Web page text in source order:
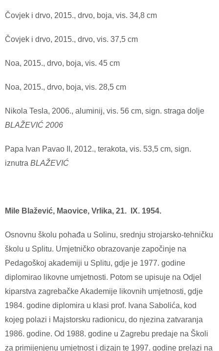
Čovjek i drvo, 2015., drvo, boja, vis. 34,8 cm
Čovjek i drvo, 2015., drvo, vis. 37,5 cm
Noa, 2015., drvo, boja, vis. 45 cm
Noa, 2015., drvo, boja, vis. 28,5 cm
Nikola Tesla, 2006., aluminij, vis. 56 cm, sign. straga dolje
BLAŽEVIĆ 2006
Papa Ivan Pavao II, 2012., terakota, vis. 53,5 cm, sign.
iznutra BLAŽEVIĆ
Mile Blažević, Maovice, Vrlika, 21. IX. 1954.
Osnovnu školu pohađa u Solinu, srednju strojarsko-tehničku
školu u Splitu. Umjetničko obrazovanje započinje na
Pedagoškoj akademiji u Splitu, gdje je 1977. godine
diplomirao likovne umjetnosti. Potom se upisuje na Odjel
kiparstva zagrebačke Akademije likovnih umjetnosti, gdje
1984. godine diplomira u klasi prof. Ivana Sabolića, kod
kojeg polazi i Majstorsku radionicu, do njezina zatvaranja
1986. godine. Od 1988. godine u Zagrebu predaje na Školi
za primijenjenu umjetnost i dizajn te 1997. godine prelazi na